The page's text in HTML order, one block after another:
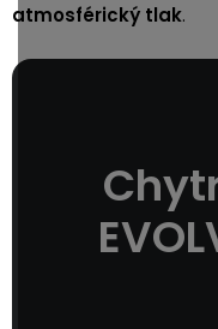
atmosférický tlak.